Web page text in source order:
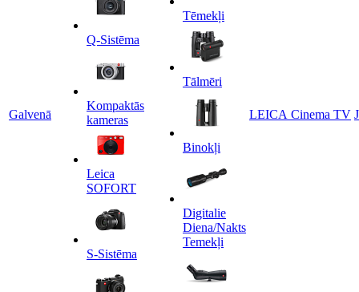
Galvenā
Q-Sistēma
Kompaktās
kameras
Leica
SOFORT
S-Sistēma
Tēmekļi
Tālmēri
Binokļi
Digitalie
Diena/Nakts
Temekļi
LEICA Cinema TV